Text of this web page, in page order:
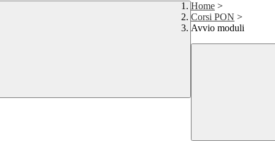
Home >
Corsi PON >
Avvio moduli